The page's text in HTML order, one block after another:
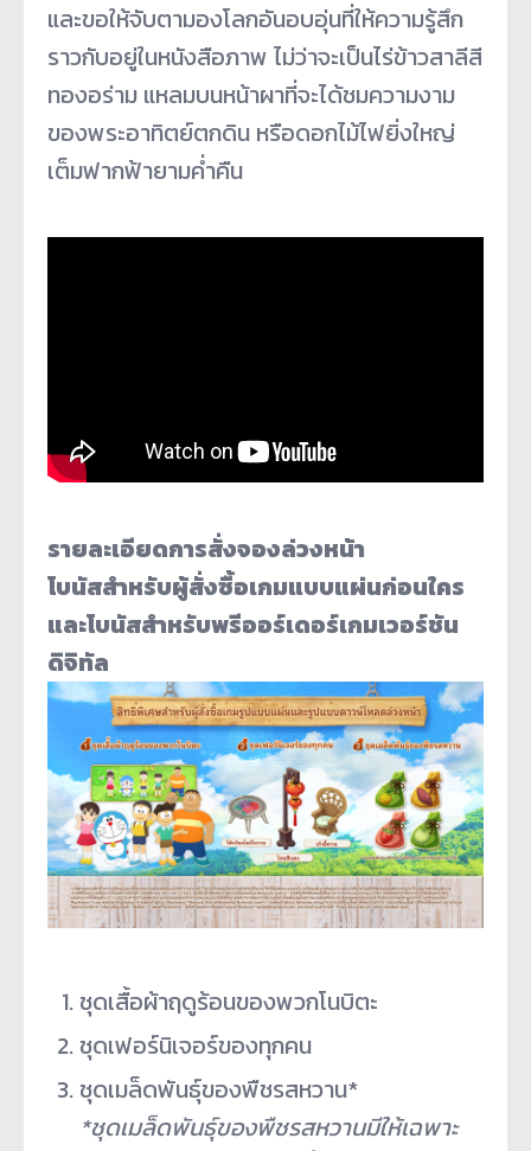
และขอให้จับตามองโลกอันอบอุ่นที่ให้ความรู้สึก
ราวกับอยู่ในหนังสือภาพ ไม่ว่าจะเป็นไร่ข้าวสาลีสี
ทองอร่าม แหลมบนหน้าผาที่จะได้ชมความงาม
ของพระอาทิตย์ตกดิน หรือดอกไม้ไฟยิ่งใหญ่
เต็มฟากฟ้ายามค่ำคืน
รายละเอียดการสั่งจองล่วงหน้า
โบนัสสำหรับผู้สั่งซื้อเกมแบบแผ่นก่อนใคร
และโบนัสสำหรับพรีออร์เดอร์เกมเวอร์ชัน
ดิจิทัล
ชุดเสื้อผ้าฤดูร้อนของพวกโนบิตะ
ชุดเฟอร์นิเจอร์ของทุกคน
ชุดเมล็ดพันธุ์ของพืชรสหวาน*
*ชุดเมล็ดพันธุ์ของพืชรสหวานมีให้เฉพาะ